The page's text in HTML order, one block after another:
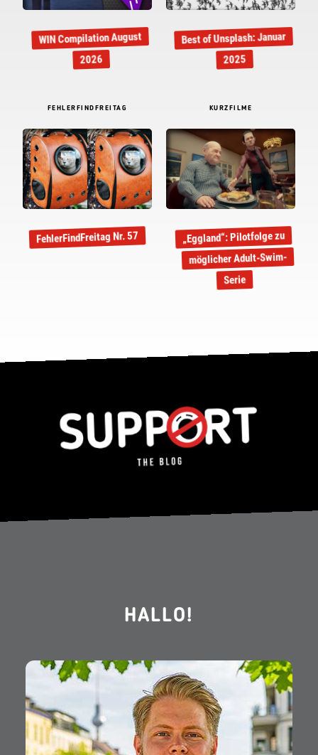
WIN Compilation August
2026
Best of Unsplash: Januar
2025
FEHLERFINDFREITAG
FehlerFindFreitag Nr. 57
KURZFILME
„Eggland“: Pilotfolge zu
möglicher Adult-Swim-
Serie
HALLO!